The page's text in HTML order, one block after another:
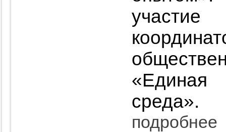
среда».
подробнее